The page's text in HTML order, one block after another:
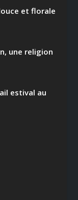
et florale
une religion
estival au